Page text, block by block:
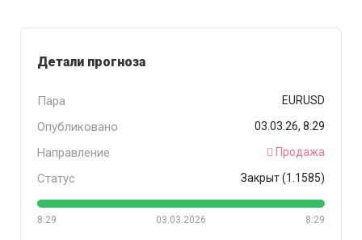
Детали прогноза
Пара EURUSD
Опубликовано 03.03.26, 8:29
Направление Продажа
Статус Закрыт (1.1585)
8:29 8:29
03.03.2026